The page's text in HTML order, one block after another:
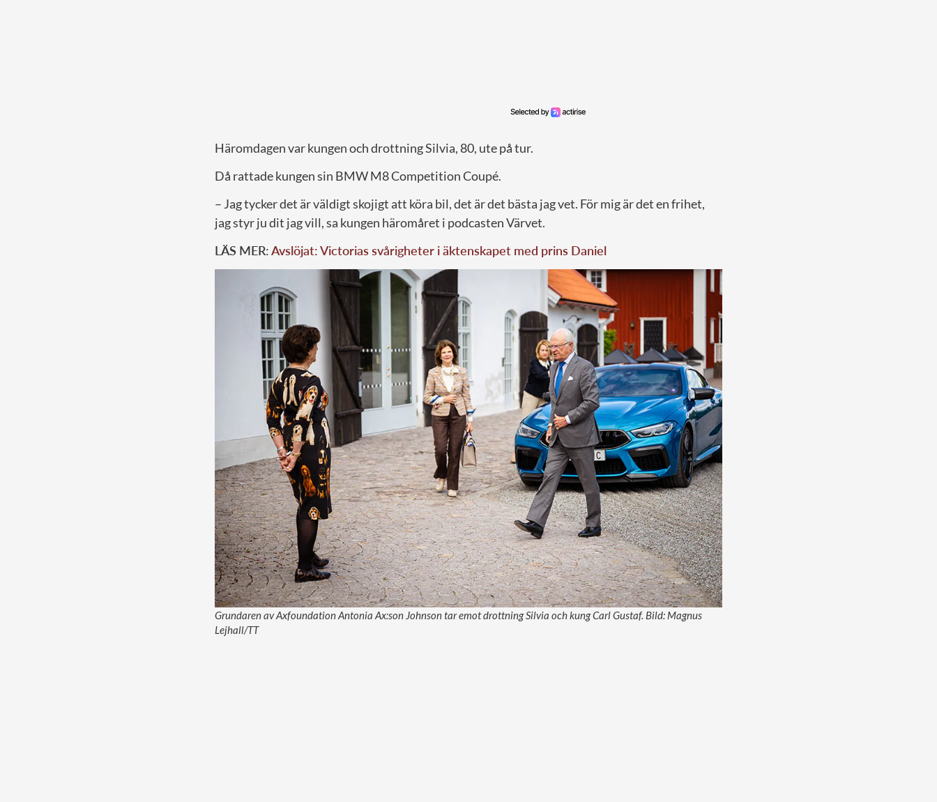
Häromdagen var kungen och drottning Silvia, 80, ute på tur.
Då rattade kungen sin BMW M8 Competition Coupé.
– Jag tycker det är väldigt skojigt att köra bil, det är det bästa jag vet. För mig är det en frihet,
jag styr ju dit jag vill, sa kungen häromåret i podcasten Värvet.
LÄS MER:Avslöjat: Victorias svårigheter i äktenskapet med prins Daniel
Grundaren av Axfoundation Antonia Ax:son Johnson tar emot drottning Silvia och kung Carl Gustaf. Bild: Magnus
Lejhall/TT